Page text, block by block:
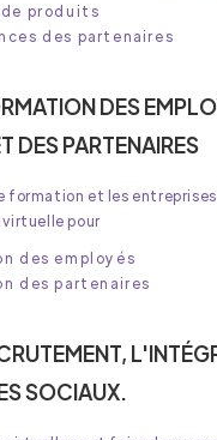
produits
des partenaires
DES
DES PARTENAIRES
formation et les
pour
des employés
des partenaires
SOCIAUX.